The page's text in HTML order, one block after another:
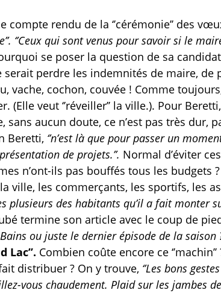
compte rendu de la ‘’cérémonie’’ des
‘’Ceux qui sont venus pour savoir si le
se poser la question de sa
serait perdre les indemnités de maire, de
vache, cochon, couvée ! Comme
(Elle veut ‘’réveiller’’ la ville.). Pour
sans aucun doute, ce n’est pas très dur,
Beretti, ‘’n’est là que pour passer un
de projets.’’. Normal d’éviter
n’ont-ils pas bouffés tous les budgets
ville, les commerçants, les sportifs, les
plusieurs des habitants qu’il a fait monter sur
termine son article avec le coup de
ou juste le dernier épisode de la saison
Lac’’. Combien coûte encore ce
distribuer ? On y trouve, ‘’Les bons
vous chaudement. Plaid sur les jambes